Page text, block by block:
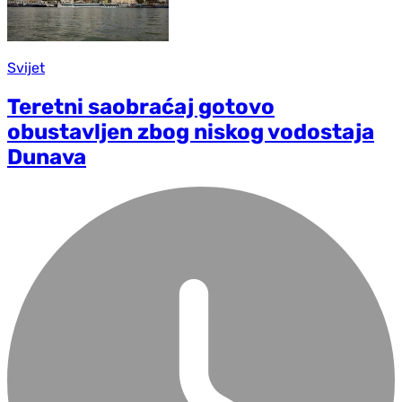
Svijet
Teretni saobraćaj gotovo
obustavljen zbog niskog vodostaja
Dunava